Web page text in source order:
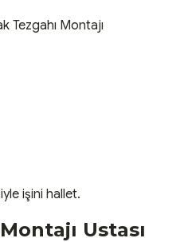
Tezgahı Montajı
işini hallet.
Ustası